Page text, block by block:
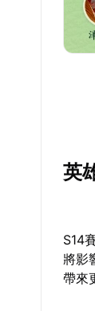
英
S14
將影
帶來